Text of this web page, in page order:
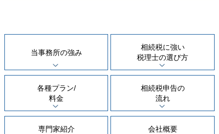
当事務所の強み
相続税に強い
税理士の選び方
各種プラン/
料金
相続税申告の
流れ
専門家紹介 会社概要